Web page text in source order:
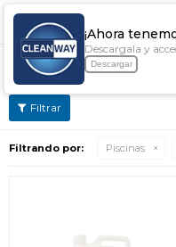
¡Ahora
Descargala y
Descargar

Filtrando por: Piscinas